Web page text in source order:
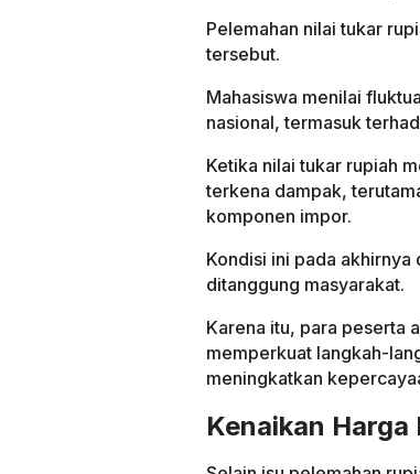
Pelemahan nilai tukar
tersebut.
Mahasiswa menilai
nasional, termasuk
Ketika nilai tukar rupiah
terkena dampak,
komponen impor.
Kondisi ini pada akhirnya
ditanggung masyarakat.
Karena itu, para peserta
memperkuat langkah-
meningkatkan
Kenaikan Harga